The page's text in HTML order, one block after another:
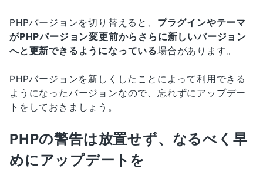
PHPバージョンを切り替えると、 プラグインやテーマ
がPHPバージョン変更前からさらに新しいバージョン
へと更新できるようになっている場合があります。
PHPバージョンを新しくしたことによって利用できる
ようになったバージョンなので、忘れずにアップデー
トをしておきましょう。
PHPの警告は放置せず、なるべく早
めにアップデートを